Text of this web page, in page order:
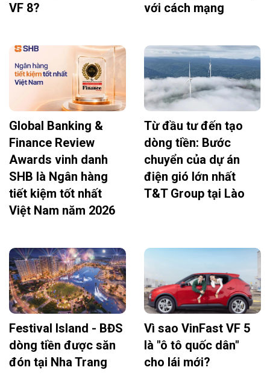
VF 8?
với cách mạng
Global Banking &
Finance Review
Awards vinh danh
SHB là Ngân hàng
tiết kiệm tốt nhất
Việt Nam năm 2026
Từ đầu tư đến tạo
dòng tiền: Bước
chuyển của dự án
điện gió lớn nhất
T&T Group tại Lào
Festival Island - BĐS
dòng tiền được săn
đón tại Nha Trang
Vì sao VinFast VF 5
là "ô tô quốc dân"
cho lái mới?